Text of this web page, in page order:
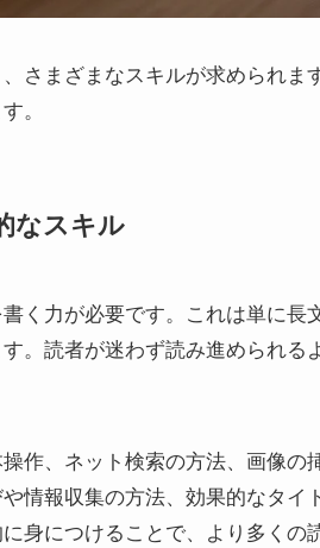
さまざまなスキルが求められま
。
なスキル
く力が必要です。これは単に長
。読者が迷わず読み進められる
作、ネット検索の方法、画像の
情報収集の方法、効果的なタイ
身につけることで、より多くの